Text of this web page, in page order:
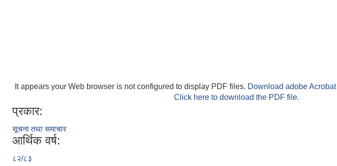
It appears your Web browser is not configured to display PDF files. Download adobe Acrobat
Click here to download the PDF file.
प्रकार:
सूचना तथा समाचार
आर्थिक वर्ष:
८२/८३